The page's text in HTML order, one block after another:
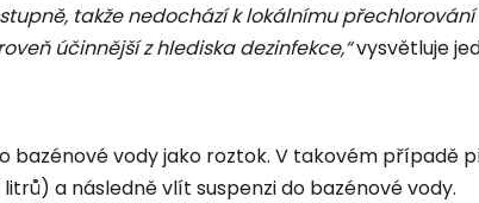
takže nedochází k lokálnímu
účinnější z hlediska dezinfekce,“vysvětluje
bazénové vody jako roztok. V takovém případě
a následně vlít suspenzi do bazénové vody.